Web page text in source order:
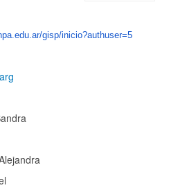
gisp/inicio?authuser=5